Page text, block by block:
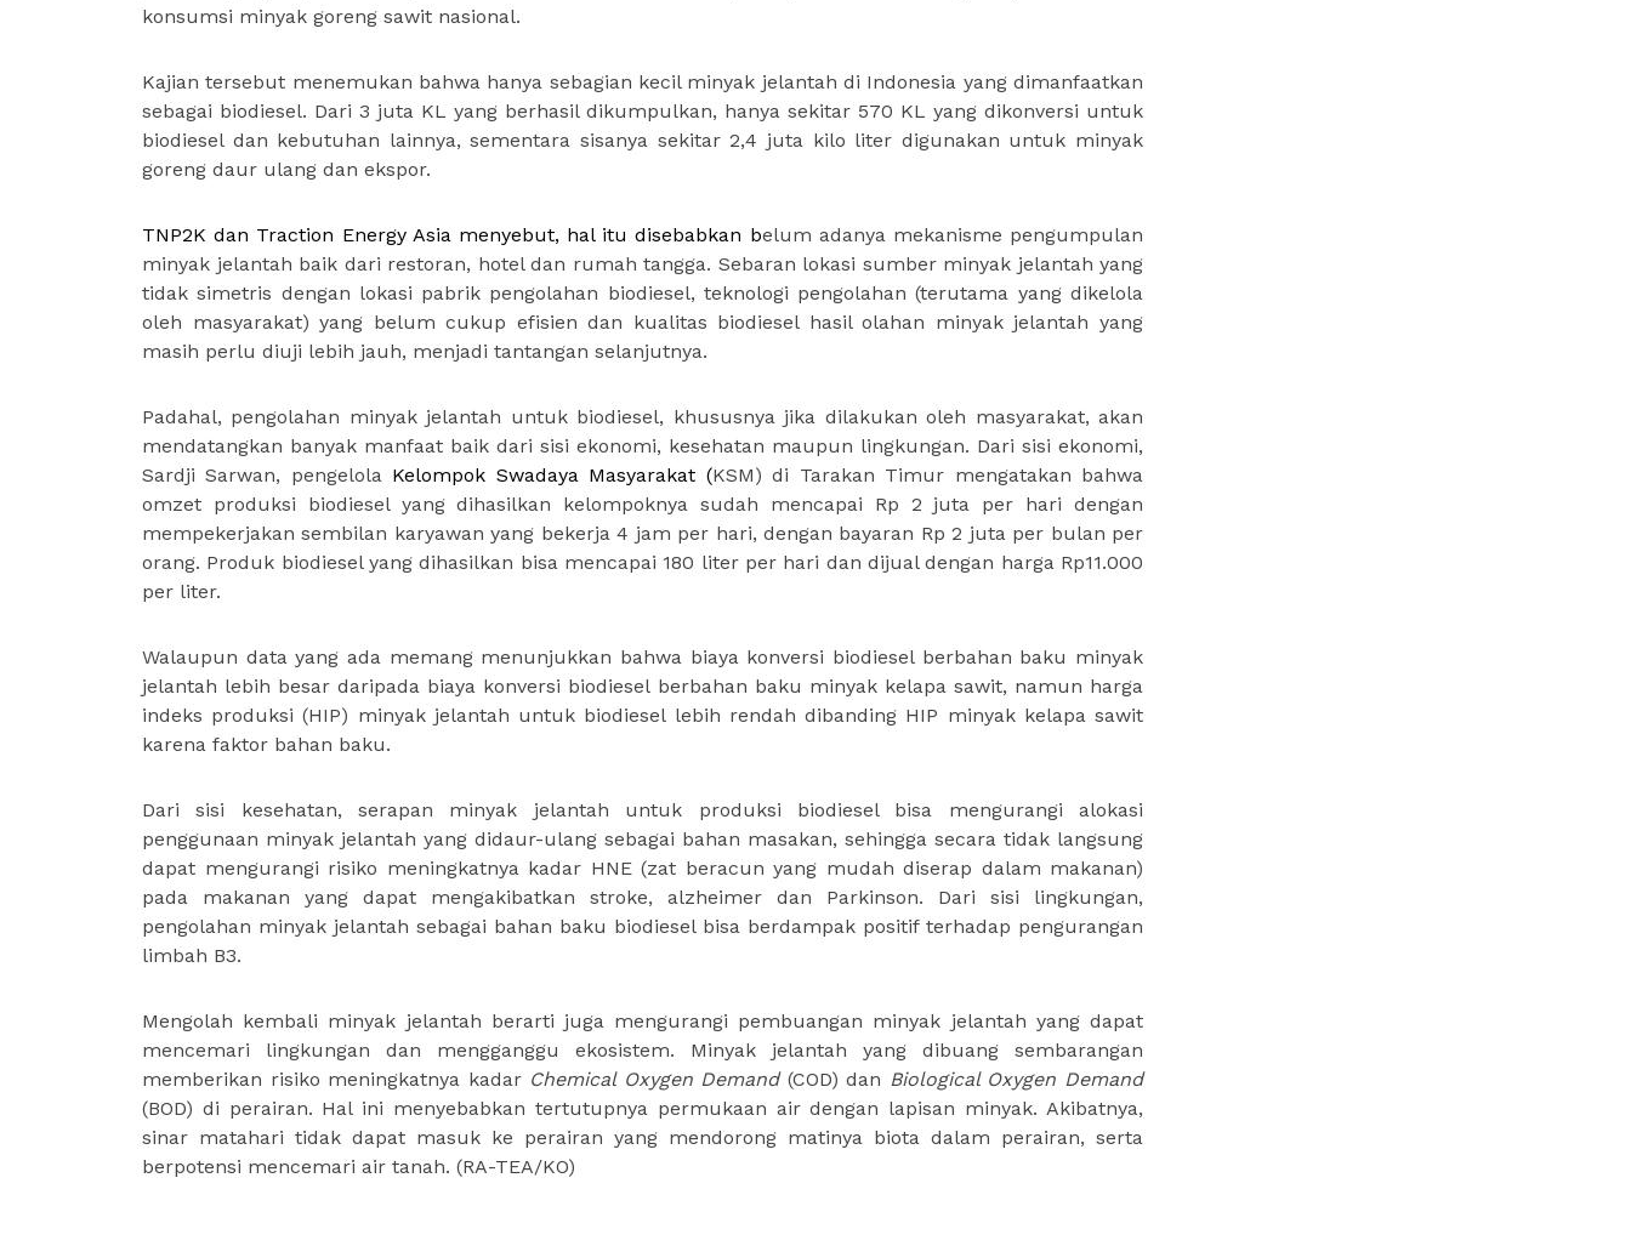
konsumsi minyak goreng sawit nasional.
Kajian tersebut menemukan bahwa hanya sebagian kecil minyak jelantah di Indonesia yang dimanfaatkan
sebagai biodiesel. Dari 3 juta KL yang berhasil dikumpulkan, hanya sekitar 570 KL yang dikonversi untuk
biodiesel dan kebutuhan lainnya, sementara sisanya sekitar 2,4 juta kilo liter digunakan untuk minyak
goreng daur ulang dan ekspor.
TNP2K dan Traction EnergyAsia menyebut, hal itu disebabkan belum adanya mekanisme pengumpulan
minyak jelantah baik dari restoran, hotel dan rumah tangga. Sebaran lokasi sumber minyak jelantah yang
tidak simetris dengan lokasi pabrik pengolahan biodiesel, teknologi pengolahan (terutama yang dikelola
oleh masyarakat) yang belum cukup efisien dan kualitas biodiesel hasil olahan minyak jelantah yang
masih perlu diuji lebih jauh, menjadi tantangan selanjutnya.
Padahal, pengolahan minyak jelantah untuk biodiesel, khususnya jika dilakukan oleh masyarakat, akan
mendatangkan banyak manfaat baik dari sisi ekonomi, kesehatan maupun lingkungan. Dari sisi ekonomi,
Sardji Sarwan, pengelola Kelompok Swadaya Masyarakat (KSM) di Tarakan Timur mengatakan bahwa
omzet produksi biodiesel yang dihasilkan kelompoknya sudah mencapai Rp 2 juta per hari dengan
mempekerjakan sembilan karyawan yang bekerja 4 jam per hari, dengan bayaran Rp 2 juta per bulan per
orang. Produk biodiesel yang dihasilkan bisa mencapai 180 liter per hari dan dijual dengan harga Rp11.000
per liter.
Walaupun data yang ada memang menunjukkan bahwa biaya konversi biodiesel berbahan baku minyak
jelantah lebih besar daripada biaya konversi biodiesel berbahan baku minyak kelapa sawit, namun harga
indeks produksi (HIP) minyak jelantah untuk biodiesel lebih rendah dibanding HIP minyak kelapa sawit
karena faktor bahan baku.
Dari sisi kesehatan, serapan minyak jelantah untuk produksi biodiesel bisa mengurangi alokasi
penggunaan minyak jelantah yang didaur-ulang sebagai bahan masakan, sehingga secara tidak langsung
dapat mengurangi risiko meningkatnya kadar HNE (zat beracun yang mudah diserap dalam makanan)
pada makanan yang dapat mengakibatkan stroke, alzheimer dan Parkinson. Dari sisi lingkungan,
pengolahan minyak jelantah sebagai bahan baku biodiesel bisa berdampak positif terhadap pengurangan
limbah B3.
Mengolah kembali minyak jelantah berarti juga mengurangi pembuangan minyak jelantah yang dapat
mencemari lingkungan dan mengganggu ekosistem. Minyak jelantah yang dibuang sembarangan
memberikan risiko meningkatnya kadar Chemical Oxygen Demand(COD) dan Biological Oxygen Demand
(BOD) di perairan. Hal ini menyebabkan tertutupnya permukaan air dengan lapisan minyak. Akibatnya,
sinar matahari tidak dapat masuk ke perairan yang mendorong matinya biota dalam perairan, serta
berpotensi mencemari air tanah. (RA-TEA/KO)